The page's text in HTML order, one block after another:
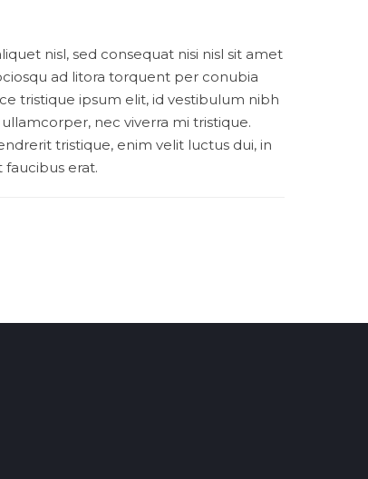
nisl, sed consequat nisi nisl sit amet
ad litora torquent per conubia
tristique ipsum elit, id vestibulum nibh
nec viverra mi tristique.
tristique, enim velit luctus dui, in
faucibus erat.